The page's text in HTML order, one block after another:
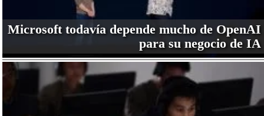
Microsoft todavía depende mucho de OpenAI
para su negocio de IA